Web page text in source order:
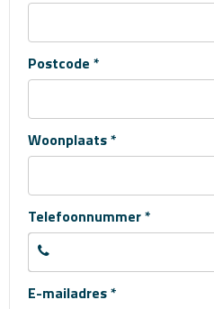
Postcode *
Woonplaats *
Telefoonnummer *
E-mailadres *